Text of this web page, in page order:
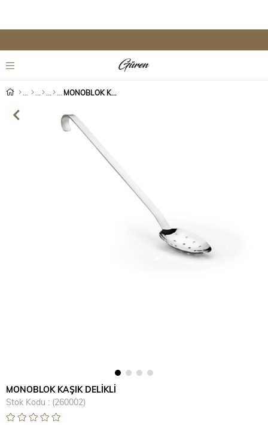
MONOBLOK KAŞIK DELİKLİ
MONOBLOK KAŞIK DELİKLİ
Stok Kodu
(260002)